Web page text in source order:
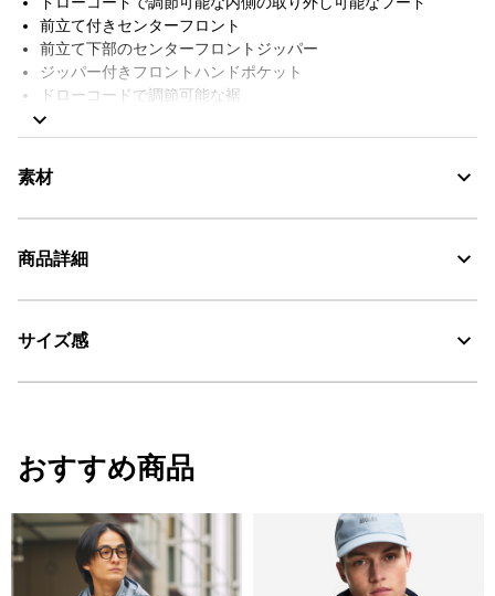
前立て付きセンターフロント
前立て下部のセンターフロントジッパー
ジッパー付きフロントハンドポケット
ドローコードで調節可能な裾
スナップボタン留めの袖口
左内側にジッパー付きポケット1つ
左袖にAIGLEのシグネチャーバッジ
収納袋付き
素材
AIGLE for tomorrow
タンブル乾燥が可能、低温乾燥：排気温度の上限は最高
脱水後、つり干し乾燥がよい。
アイロン仕上げ処理はできない。
商品詳細
・色：アンピール（ネイビー） (002)
サイズ感
サイズ
XS 69.5 71.8
S 71.5 73.9
おすすめ商品